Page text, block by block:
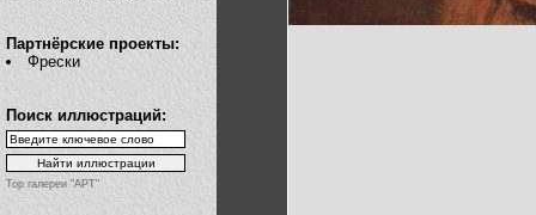
Партнёрские проекты:
Фрески
Поиск иллюстраций:
Top галереи "АРТ"